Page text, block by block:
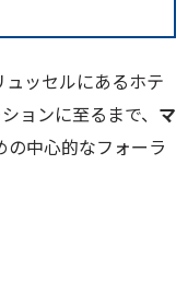
ッセルにあるホテ
ョンに至るまで、 マ
中心的なフォーラ